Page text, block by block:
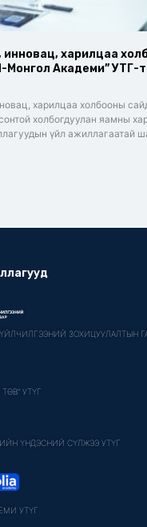
инновац, харилцаа
Монгол Академи” УТҮГ-
харилцаа холбооны
холбогдуулан яамны
үйл ажиллагаатай
ЗОХИЦУУЛАЛТЫН
УТҮГ
ҮНДЭСНИЙ СҮЛЖЭЭ УТҮГ
УТҮГ